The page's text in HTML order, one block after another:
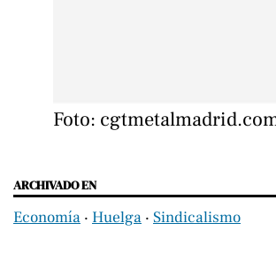
Foto:
ARCHIVADO EN
Economía ‧ Huelga ‧ Sindicalismo